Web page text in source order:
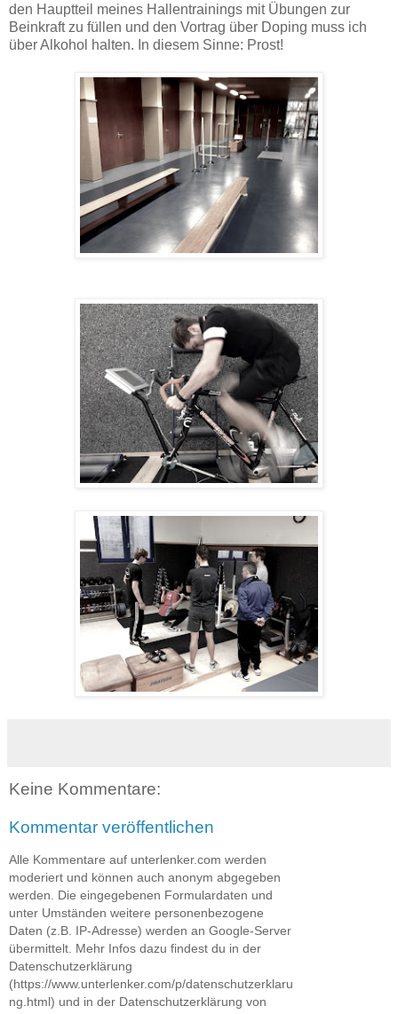
den Hauptteil meines Hallentrainings mit Übungen zur
Beinkraft zu füllen und den Vortrag über Doping muss ich
über Alkohol halten. In diesem Sinne: Prost!
Keine Kommentare:
Kommentar veröffentlichen
Alle Kommentare auf unterlenker.com werden
moderiert und können auch anonym abgegeben
werden. Die eingegebenen Formulardaten und
unter Umständen weitere personenbezogene
Daten (z.B. IP-Adresse) werden an Google-Server
übermittelt. Mehr Infos dazu findest du in der
Datenschutzerklärung
(https://www.unterlenker.com/p/datenschutzerklaru
ng.html) und in der Datenschutzerklärung von